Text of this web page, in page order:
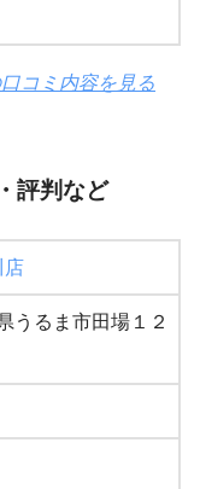
コミ内容を見る
評判など
店
うるま市田場１２